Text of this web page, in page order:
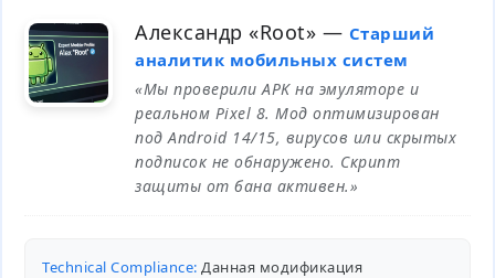
Александр «Root» — Старший
аналитик мобильных систем
«Мы проверили APK на эмуляторе и
реальном Pixel 8. Мод оптимизирован
под Android 14/15, вирусов или скрытых
подписок не обнаружено. Скрипт
защиты от бана активен.»
Technical Compliance: Данная модификация